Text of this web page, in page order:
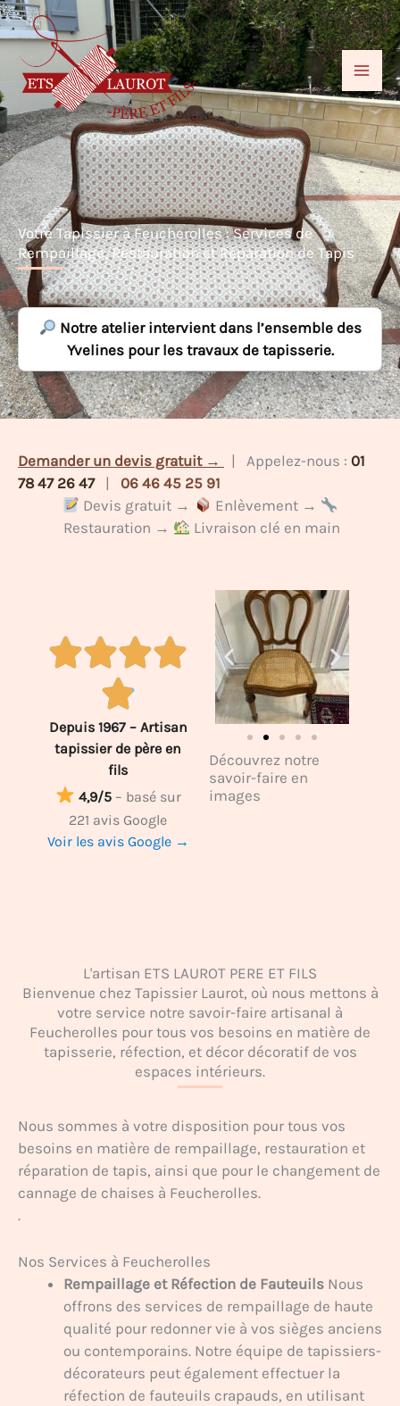
Aller
au
contenu
Votre Tapissier à Feucherolles : Services de
Rempaillage, Restauration et Réparation de Tapis
Notre atelier intervient dans l’ensemble des
Yvelines pour les travaux de tapisserie.
Demander un devis gratuit → | Appelez-nous : 01
78 47 26 47
| 06 46 45 25 91
Devis gratuit →
Enlèvement →
Restauration →
Livraison clé en main
Depuis 1967 – Artisan
tapissier de père en
fils
4,9/5 – basé sur
221 avis Google
Voir les avis Google →
Découvrez notre
savoir-faire en
images
L'artisan ETS LAUROT PERE ET FILS
Bienvenue chez Tapissier Laurot, où nous mettons à
votre service notre savoir-faire artisanal à
Feucherolles pour tous vos besoins en matière de
tapisserie, réfection, et décor décoratif de vos
espaces intérieurs.
Nous sommes à votre disposition pour tous vos
besoins en matière de rempaillage, restauration et
réparation de tapis, ainsi que pour le changement de
cannage de chaises à Feucherolles.
.
Nos Services à Feucherolles
Rempaillage et Réfection de Fauteuils Nous
offrons des services de rempaillage de haute
qualité pour redonner vie à vos sièges anciens
ou contemporains. Notre équipe de tapissiers-
décorateurs peut également effectuer la
réfection de fauteuils crapauds, en utilisant